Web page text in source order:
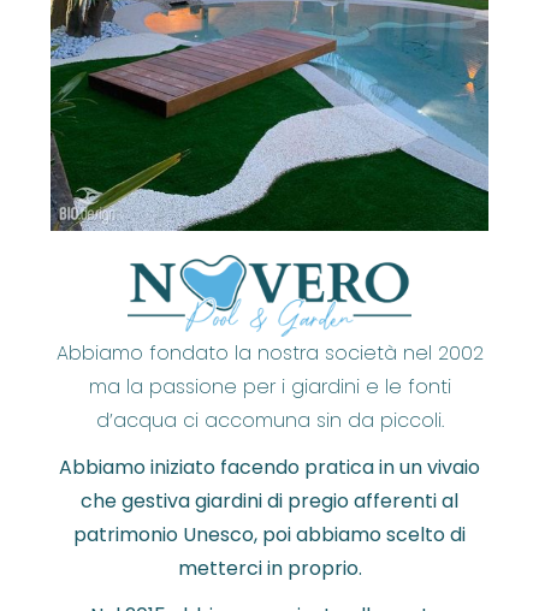
Abbiamo fondato la nostra società nel 2002
ma la passione per i giardini e le fonti
d’acqua ci accomuna sin da piccoli.
Abbiamo iniziato facendo pratica in un vivaio
che gestiva giardini di pregio afferenti al
patrimonio Unesco, poi abbiamo scelto di
metterci in proprio.